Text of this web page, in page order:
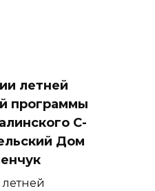
летней
программы
С-
Дом